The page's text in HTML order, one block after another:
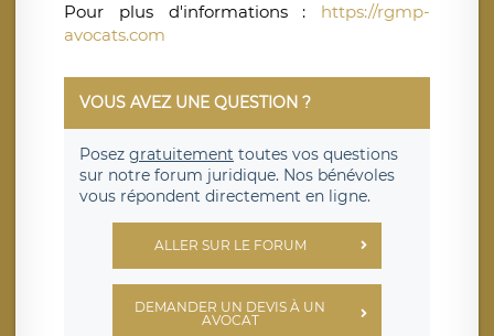
Pour plus d'informations : https://rgmp-
avocats.com
VOUS AVEZ UNE QUESTION ?
Posez gratuitement toutes vos questions
sur notre forum juridique. Nos bénévoles
vous répondent directement en ligne.
ALLER SUR LE FORUM
DEMANDER UN DEVIS À UN
AVOCAT